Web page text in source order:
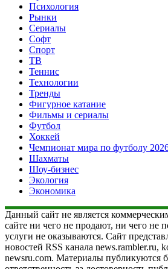
Психология
Рынки
Сериалы
Софт
Спорт
ТВ
Теннис
Технологии
Тренды
Фигурное катание
Фильмы и сериалы
Футбол
Хоккей
Чемпионат мира по футболу
Шахматы
Шоу-бизнес
Экология
Экономика
Данный сайт не является
сайте ни чего не продают, ни чего не
услуги не оказываются. Сайт
новостей RSS канала news.rambler.ru,
newsru.com. Материалы публикуются